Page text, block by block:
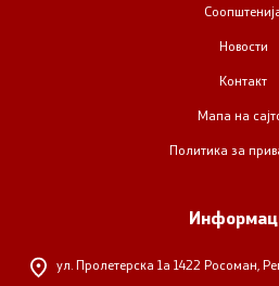
Новости
Контакт
Мапа на
Политика за
ул. Пролетерска 1а 1422 Росоман,